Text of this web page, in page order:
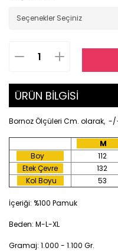
ÜRÜN BİLGİSİ
Bornoz Ölçüleri Cm. olarak, -/
Boy
112
Etek Çevre
132
Kol Boyu
53
İçeriği: %100 Pamuk
Beden: M-L-XL
Gramaj: 1.000 - 1.100 Gr.